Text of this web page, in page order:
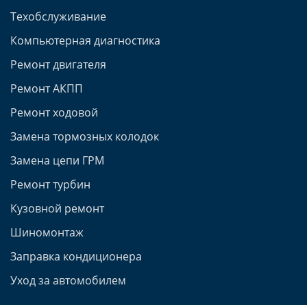
Техобслуживание
Компьютерная диагностика
Ремонт двигателя
Ремонт АКПП
Ремонт ходовой
Замена тормозных колодок
Замена цепи ГРМ
Ремонт турбин
Кузовной ремонт
Шиномонтаж
Заправка кондиционера
Уход за автомобилем